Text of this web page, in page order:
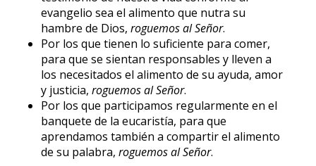
evangelio sea el alimento que nutra su
hambre de Dios, roguemos al Señor.
Por los que tienen lo suficiente para comer,
para que se sientan responsables y lleven a
los necesitados el alimento de su ayuda, amor
y justicia,roguemos al Señor.
Por los que participamos regularmente en el
banquete de la eucaristía, para que
aprendamos también a compartir el alimento
de su palabra,roguemos al Señor.